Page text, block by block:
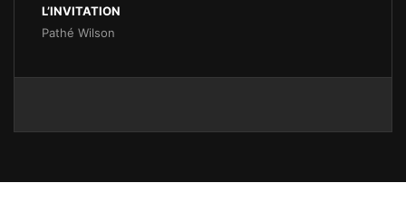
L’INVITATION
Pathé Wilson